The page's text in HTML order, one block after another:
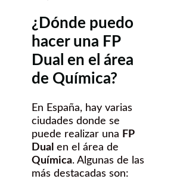
¿Dónde puedo
hacer una FP
Dual en el área
de Química?
En España, hay varias
ciudades donde se
puede realizar una FP
Dual en el área de
Química. Algunas de las
más destacadas son: